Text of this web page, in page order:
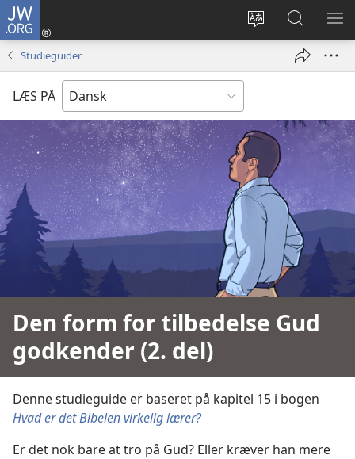
JW.ORG
Vælg
Log
på
vindue)
Søg
på
JW.ORG
VIS
Studieguider
LÆS PÅ
Den form for tilbedelse Gud
godkender (2. del)
Denne studieguide er baseret på kapitel 15 i bogen
Hvad er det Bibelen virkelig lærer?
Er det nok bare at tro på Gud? Eller kræver han mere